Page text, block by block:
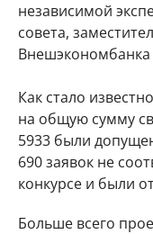
независимой
совета,
Как стало
на общую сумму
5933 были
690 заявок не
конкурсе и были
Больше всего